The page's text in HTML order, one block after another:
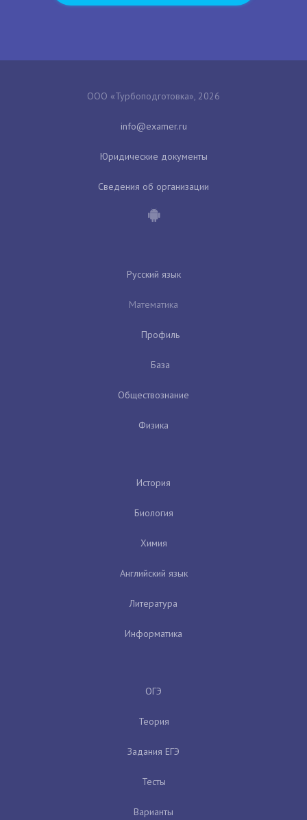
ООО «Турбоподготовка», 2026
Юридические документы
Сведения об организации
Русский язык
Математика
Профиль
База
Обществознание
Физика
История
Биология
Химия
Английский язык
Литература
Информатика
ОГЭ
Теория
Задания ЕГЭ
Тесты
Варианты